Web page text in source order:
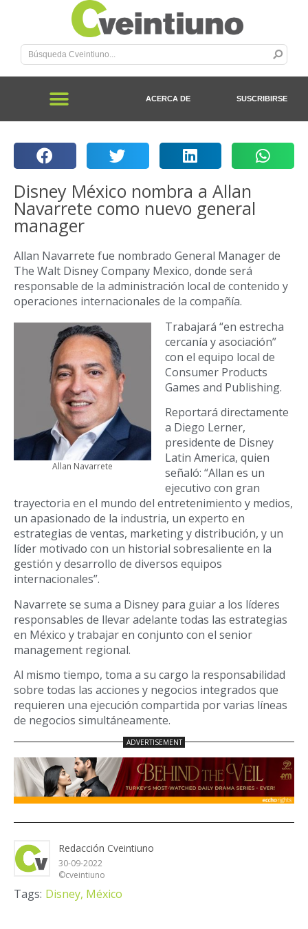
ACERCA DE SUSCRIBIRSE
Disney México nombra a Allan
Navarrete como nuevo general
manager
Allan Navarrete fue nombrado General Manager de
The Walt Disney Company Mexico, donde será
responsable de la administración local de contenido y
operaciones internacionales de la compañía.
Allan Navarrete
Trabajará “en estrecha
cercanía y asociación”
con el equipo local de
Consumer Products
Games and Publishing.
Reportará directamente
a Diego Lerner,
presidente de Disney
Latin America, quien
señaló: “Allan es un
ejecutivo con gran
trayectoria en el mundo del entretenimiento y medios,
un apasionado de la industria, un experto en
estrategias de ventas, marketing y distribución, y un
líder motivado con un historial sobresaliente en la
gestión y desarrollo de diversos equipos
internacionales”.
Navarrete se suma a Disney para guiar a los líderes
responsables de llevar adelante todas las estrategias
en México y trabajar en conjunto con el senior
management regional.
Al mismo tiempo, toma a su cargo la responsabilidad
sobre todas las acciones y negocios integrados que
requieren una ejecución compartida por varias líneas
de negocios simultáneamente.
Redacción Cveintiuno
30-09-2022
©cveintiuno
Tags: Disney, México